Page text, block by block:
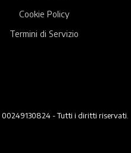
Cookie Policy
Termini di Servizio
00249130824 - Tutti i diritti riservati.